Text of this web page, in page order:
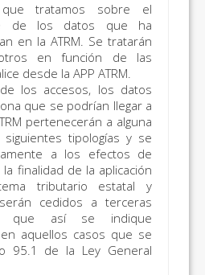
que tratamos sobre el
de los datos que ha
en la ATRM. Se tratarán
en función de las
desde la APP ATRM.
los accesos, los datos
que se podrían llegar a
pertenecerán a alguna
tipologías y se
a los efectos de
finalidad de la aplicación
tributario estatal y
cedidos a terceras
que así se indique
aquellos casos que se
95.1 de la Ley General